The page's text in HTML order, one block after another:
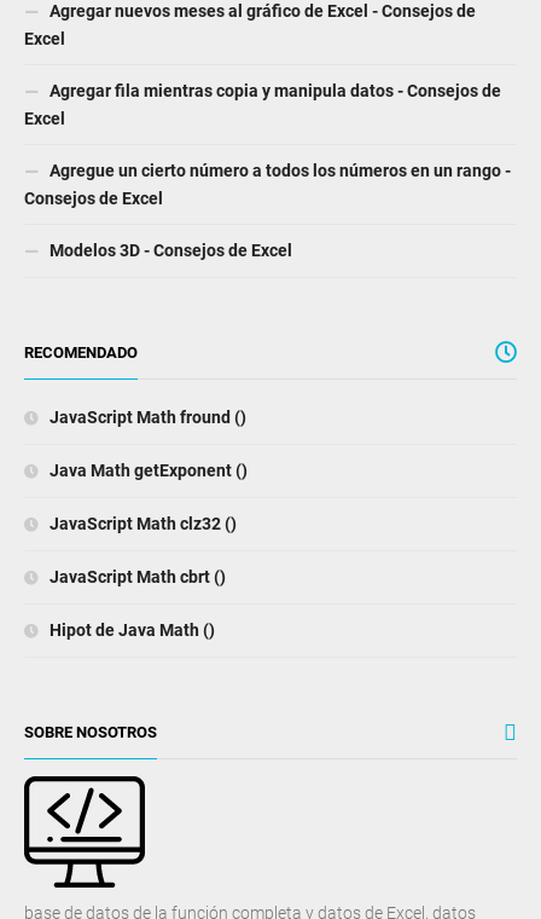
Agregar nuevos meses al gráfico de Excel - Consejos de
Excel
Agregar fila mientras copia y manipula datos - Consejos de
Excel
Agregue un cierto número a todos los números en un rango -
Consejos de Excel
Modelos 3D - Consejos de Excel
RECOMENDADO
JavaScript Math fround ()
Java Math getExponent ()
JavaScript Math clz32 ()
JavaScript Math cbrt ()
Hipot de Java Math ()
SOBRE NOSOTROS
base de datos de la función completa y datos de Excel, datos